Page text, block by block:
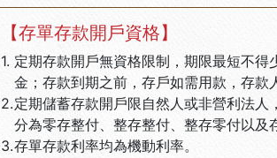
【存單存款開戶資格】
1. 定期存款開戶無資格限制，期限最短不
金；存款到期之前，存戶如需用款，存款
2.定期儲蓄存款開戶限自然人或非營利法
分為零存整付、整存整付、整存零付以及
3.存單存款利率均為機動利率。